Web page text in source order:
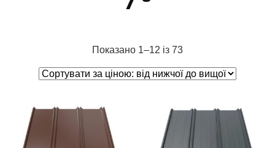
Показано 1–12 із 73